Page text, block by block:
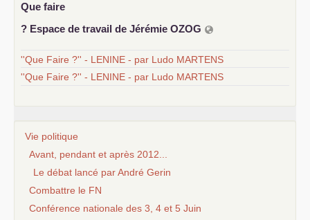
Que faire
? Espace de travail de Jérémie OZOG
''Que Faire ?'' - LENINE - par Ludo MARTENS
''Que Faire ?'' - LENINE - par Ludo MARTENS
Vie politique
Avant, pendant et après 2012...
Le débat lancé par André Gerin
Combattre le FN
Conférence nationale des 3, 4 et 5 Juin